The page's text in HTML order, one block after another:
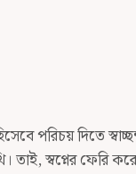
পরিচয় দিতে
তাই, স্বপ্নের ফেরি